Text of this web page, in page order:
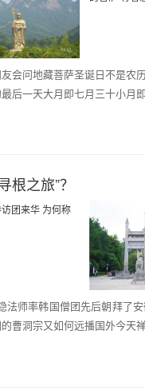
会问地藏菩萨圣诞日不是农
后一天大月即七月三十小
之旅”？
法师率韩国僧团先后朝拜了
曹洞宗又如何远播国外今